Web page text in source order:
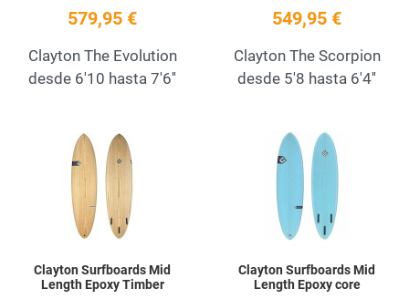
579,95 €
Clayton The Evolution
desde 6'10 hasta 7'6''
549,95 €
Clayton The Scorpion
desde 5'8 hasta 6'4''
Add to Wishlist
Clayton Surfboards Mid
Length Epoxy Timber
Clayton Surfboards Mid
Length Epoxy core